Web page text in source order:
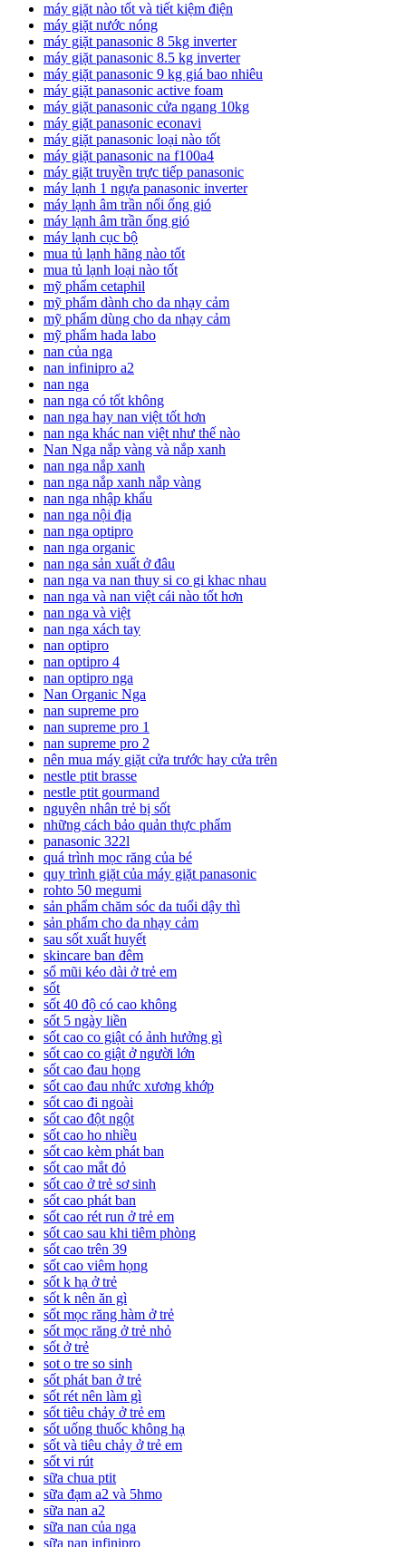
máy giặt nào tốt và tiết kiệm điện
máy giặt nước nóng
máy giặt panasonic 8 5kg inverter
máy giặt panasonic 8.5 kg inverter
máy giặt panasonic 9 kg giá bao nhiêu
máy giặt panasonic active foam
máy giặt panasonic cửa ngang 10kg
máy giặt panasonic econavi
máy giặt panasonic loại nào tốt
máy giặt panasonic na f100a4
máy giặt truyền trực tiếp panasonic
máy lạnh 1 ngựa panasonic inverter
máy lạnh âm trần nối ống gió
máy lạnh âm trần ống gió
máy lạnh cục bộ
mua tủ lạnh hãng nào tốt
mua tủ lạnh loại nào tốt
mỹ phẩm cetaphil
mỹ phẩm dành cho da nhạy cảm
mỹ phẩm dùng cho da nhạy cảm
mỹ phẩm hada labo
nan của nga
nan infinipro a2
nan nga
nan nga có tốt không
nan nga hay nan việt tốt hơn
nan nga khác nan việt như thế nào
Nan Nga nắp vàng và nắp xanh
nan nga nắp xanh
nan nga nắp xanh nắp vàng
nan nga nhập khẩu
nan nga nội địa
nan nga optipro
nan nga organic
nan nga sản xuất ở đâu
nan nga va nan thuy si co gi khac nhau
nan nga và nan việt cái nào tốt hơn
nan nga và việt
nan nga xách tay
nan optipro
nan optipro 4
nan optipro nga
Nan Organic Nga
nan supreme pro
nan supreme pro 1
nan supreme pro 2
nên mua máy giặt cửa trước hay cửa trên
nestle ptit brasse
nestle ptit gourmand
nguyên nhân trẻ bị sốt
những cách bảo quản thực phẩm
panasonic 322l
quá trình mọc răng của bé
quy trình giặt của máy giặt panasonic
rohto 50 megumi
sản phẩm chăm sóc da tuổi dậy thì
sản phẩm cho da nhạy cảm
sau sốt xuất huyết
skincare ban đêm
sổ mũi kéo dài ở trẻ em
sốt
sốt 40 độ có cao không
sốt 5 ngày liền
sốt cao co giật có ảnh hưởng gì
sốt cao co giật ở người lớn
sốt cao đau họng
sốt cao đau nhức xương khớp
sốt cao đi ngoài
sốt cao đột ngột
sốt cao ho nhiều
sốt cao kèm phát ban
sốt cao mắt đỏ
sốt cao ở trẻ sơ sinh
sốt cao phát ban
sốt cao rét run ở trẻ em
sốt cao sau khi tiêm phòng
sốt cao trên 39
sốt cao viêm họng
sốt k hạ ở trẻ
sốt k nên ăn gì
sốt mọc răng hàm ở trẻ
sốt mọc răng ở trẻ nhỏ
sốt ở trẻ
sot o tre so sinh
sốt phát ban ở trẻ
sốt rét nên làm gì
sốt tiêu chảy ở trẻ em
sốt uống thuốc không hạ
sốt và tiêu chảy ở trẻ em
sốt vi rút
sữa chua ptit
sữa đạm a2 và 5hmo
sữa nan a2
sữa nan của nga
sữa nan infinipro